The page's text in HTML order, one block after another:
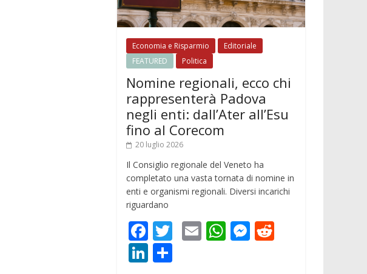
Economia e Risparmio
Editoriale
FEATURED
Politica
Nomine regionali, ecco chi
rappresenterà Padova
negli enti: dall’Ater all’Esu
fino al Corecom
20 luglio 2026
Il Consiglio regionale del Veneto ha
completato una vasta tornata di nomine in
enti e organismi regionali. Diversi incarichi
riguardano
F
ac
T E W M
Li